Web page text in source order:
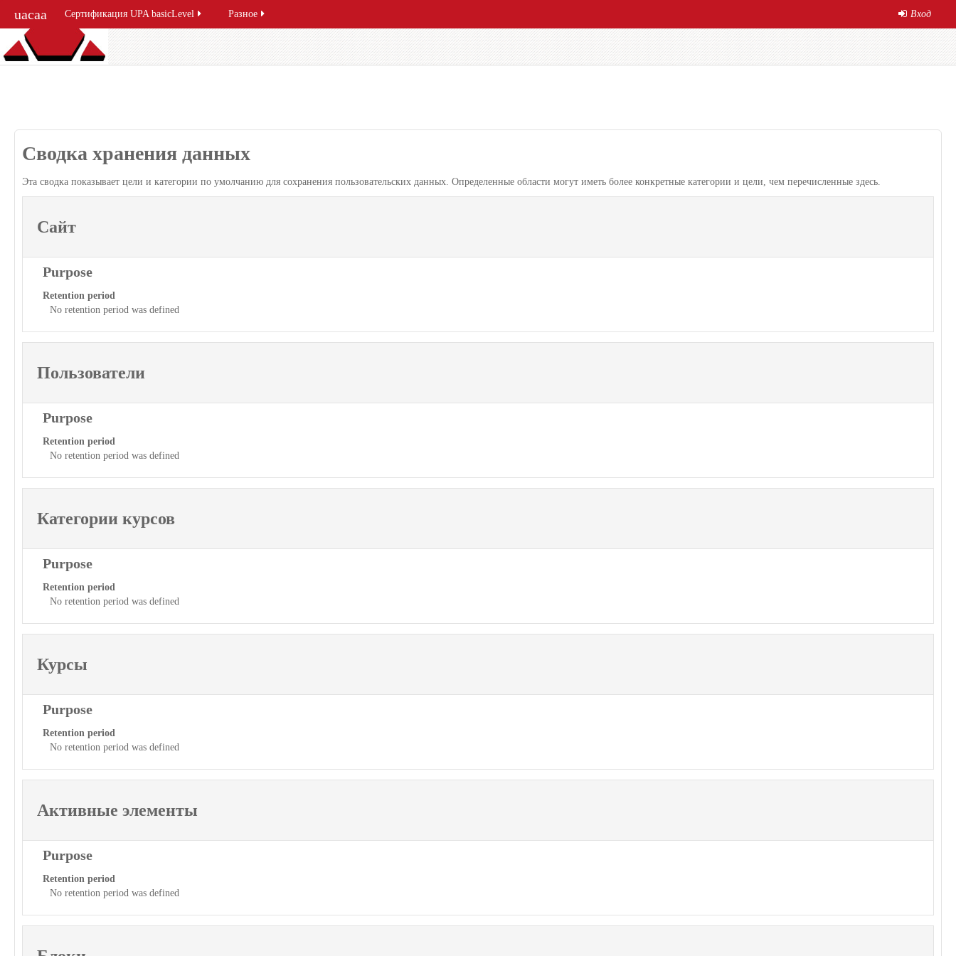
uacaa Вход
Сертификация UPA basicLevel Разное
Сводка хранения данных
Эта сводка показывает цели и категории по умолчанию для сохранения пользовательских данных. Определенные области могут иметь более конкретные категории и цели, чем перечисленные здесь.
Сайт
Purpose
Retention period
No retention period was defined
Пользователи
Purpose
Retention period
No retention period was defined
Категории курсов
Purpose
Retention period
No retention period was defined
Курсы
Purpose
Retention period
No retention period was defined
Активные элементы
Purpose
Retention period
No retention period was defined